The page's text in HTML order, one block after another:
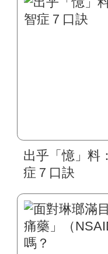
出乎「憶」料
症７口訣